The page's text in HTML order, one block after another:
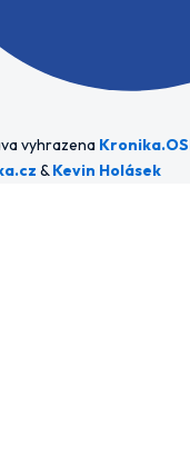
vyhrazena
&Kevin Holásek